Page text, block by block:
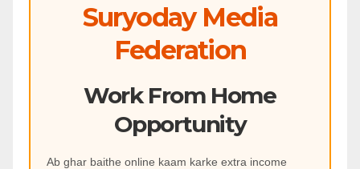
Suryoday Media
Federation
Work From Home
Opportunity
Ab ghar baithe online kaam karke extra income